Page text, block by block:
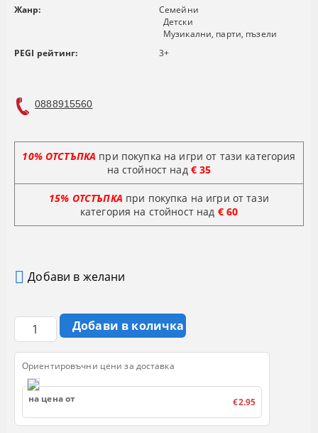
Жанр:
Семейни
Детски
Музикални, парти, пъзели
PEGI рейтинг:
3+
0888915560
10% ОТСТЪПКА при покупка на игри от тази категория
на стойност над € 35
15% ОТСТЪПКА при покупка на игри от тази
категория на стойност над € 60
Добави в желани
Ориентировъчни цени за доставка
на цена от €2.95